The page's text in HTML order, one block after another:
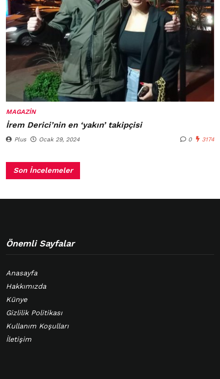
MAGAZIN
İrem Derici’nin en ‘yakın’ takipçisi
Plus Ocak 29, 2024 0 3174
Son İncelemeler
Önemli Sayfalar
Anasayfa
Hakkımızda
Künye
Gizlilik Politikası
Kullanım Koşulları
İletişim